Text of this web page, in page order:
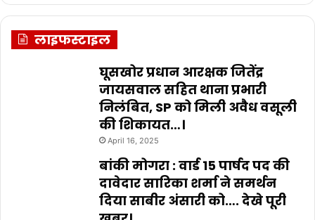
लाइफस्टाइल
घूसखोर प्रधान आरक्षक जितेंद्र
जायसवाल सहित थाना प्रभारी
निलंबित, SP को मिली अवैध वसूली
की शिकायत…।
April 16, 2025
बांकी मोगरा : वार्ड 15 पार्षद पद की
दावेदार सारिका शर्मा ने समर्थन
दिया साबीर अंसारी को…. देखे पूरी